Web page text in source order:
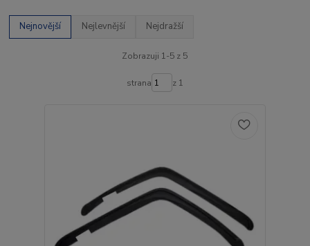
Nejnovější Nejlevnější Nejdražší
Zobrazuji 1-5 z 5
strana z 1